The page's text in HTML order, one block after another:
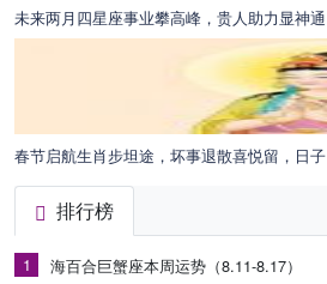
未来两月四星座事业攀高峰，贵人助力显神通
春节启航生肖步坦途，坏事退散喜悦留，日子
排行榜
1 海百合巨蟹座本周运势（8.11-8.17）